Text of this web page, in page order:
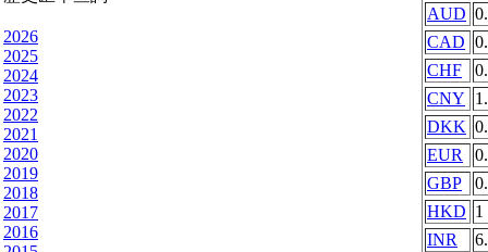
2026
2025
2024
2023
2022
2021
2020
2019
2018
2017
2016
AUD
CAD
CHF
CNY
DKK
EUR
GBP
HKD 1
INR